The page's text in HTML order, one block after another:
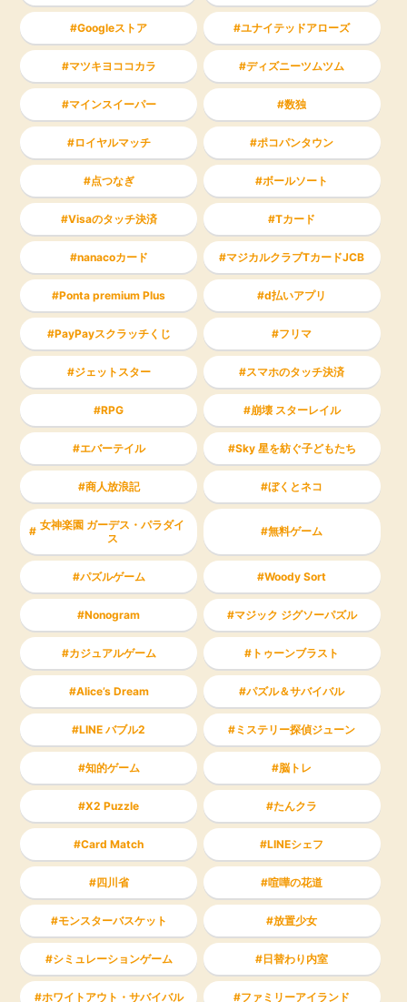
Googleストア ユナイテッドアローズ
マツキヨココカラ ディズニーツムツム
マインスイーパー 数独
ロイヤルマッチ ポコパンタウン
点つなぎ ボールソート
Visaのタッチ決済 Tカード
nanacoカード マジカルクラブTカードJCB
Ponta premium Plus d払いアプリ
PayPayスクラッチくじ フリマ
ジェットスター スマホのタッチ決済
RPG 崩壊 スターレイル
エバーテイル Sky 星を紡ぐ子どもたち
商人放浪記 ぼくとネコ
女神楽園 ガーデス・パラダイ
ス
無料ゲーム
パズルゲーム Woody Sort
Nonogram マジック ジグソーパズル
カジュアルゲーム トゥーンブラスト
Alice’s Dream パズル＆サバイバル
LINE バブル2 ミステリー探偵ジューン
知的ゲーム 脳トレ
X2 Puzzle たんクラ
Card Match LINEシェフ
四川省 喧嘩の花道
モンスターバスケット 放置少女
シミュレーションゲーム 日替わり内室
ホワイトアウト・サバイバル ファミリーアイランド